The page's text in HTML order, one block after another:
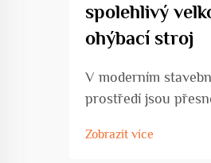
spolehlivý
ohýbací stroj
V moderním
prostředí jsou
tváření kovů.
Zobrazit více